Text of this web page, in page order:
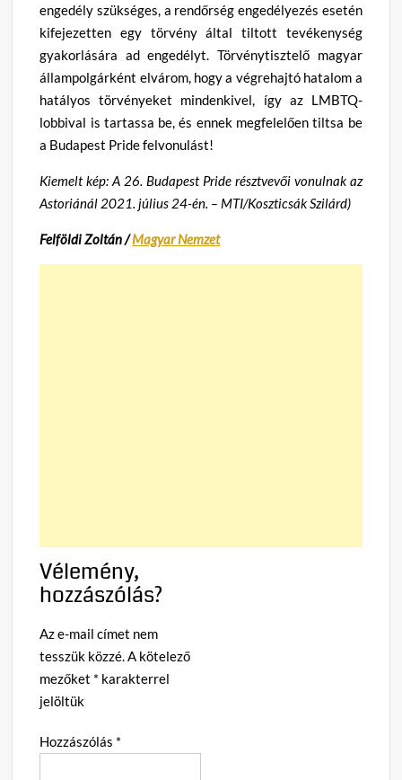
engedély szükséges, a rendőrség engedélyezés esetén
kifejezetten egy törvény által tiltott tevékenység
gyakorlására ad engedélyt. Törvénytisztelő magyar
állampolgárként elvárom, hogy a végrehajtó hatalom a
hatályos törvényeket mindenkivel, így az LMBTQ-
lobbival is tartassa be, és ennek megfelelően tiltsa be
a Budapest Pride felvonulást!
Kiemelt kép: A 26. Budapest Pride résztvevői vonulnak az
Astoriánál 2021. július 24-én. – MTI/Koszticsák Szilárd)
Felföldi Zoltán /Magyar Nemzet
Vélemény,
hozzászólás?
Az e-mail címet nem
tesszük közzé.A kötelező
mezőket * karakterrel
jelöltük
Hozzászólás *